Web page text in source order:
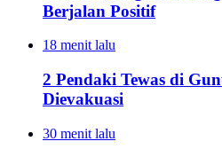
Berjalan Positif
18 menit lalu
2 Pendaki Tewas di
Dievakuasi
30 menit lalu